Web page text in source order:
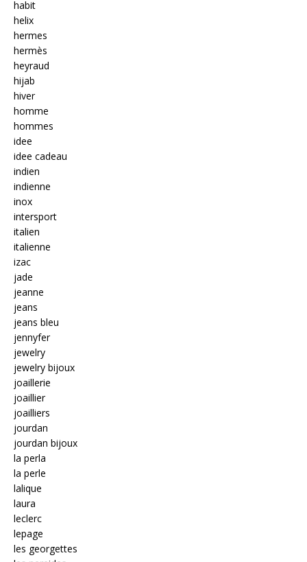
habit
helix
hermes
hermès
heyraud
hijab
hiver
homme
hommes
idee
idee cadeau
indien
indienne
inox
intersport
italien
italienne
izac
jade
jeanne
jeans
jeans bleu
jennyfer
jewelry
jewelry bijoux
joaillerie
joaillier
joailliers
jourdan
jourdan bijoux
la perla
la perle
lalique
laura
leclerc
lepage
les georgettes